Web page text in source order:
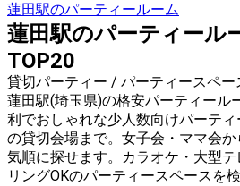
蓮田駅のパーティールーム
蓮田駅のパーティール
TOP20
貸切パーティー / パーティースペー
蓮田駅(埼玉県)の格安パーティール
利でおしゃれな少人数向けパーテ
の貸切会場まで。女子会・ママ会
気順に探せます。カラオケ・大型
リングOKのパーティースペースを